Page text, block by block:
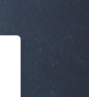
IDIOMAS